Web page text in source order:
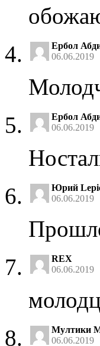
Ербол
06.06.2019
Ербол
06.06.2019
Юрий
06.06.2019
REX
06.06.2019
Мултики
06.06.2019